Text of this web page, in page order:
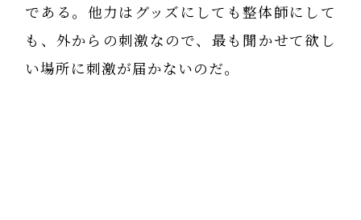
である。他力はグッズにしても整体師にして
も、外からの刺激なので、最も聞かせて欲し
い場所に刺激が届かないのだ。